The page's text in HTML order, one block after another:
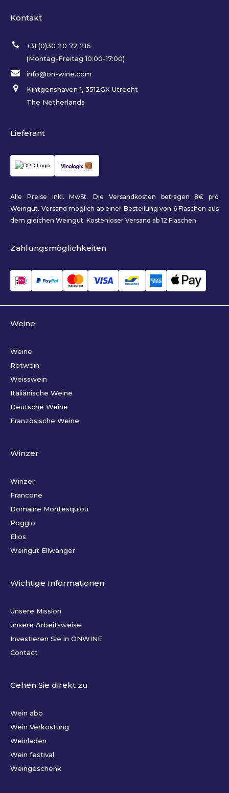
Kontakt
+31 (0)30 20 72 216
(Montag-Freitag 10:00-17:00)
info@on-wine.com
Kintgenshaven 1, 3512GX Utrecht
The Netherlands
Lieferant
Alle Preise inkl. MwSt. Die Versandkosten betragen 8€ pro
Weingut. Versand möglich ab einer Bestellung von 6 Flaschen aus
dem gleichen Weingut. Kostenloser Versand ab 12 Flaschen.
Zahlungsmöglichkeiten
Weine
Weine
Rotwein
Weisswein
Italiänische Weine
Deutsche Weine
Französische Weine
Winzer
Winzer
Francone
Domaine Montesquiou
Poggio
Elios
Weingut Ellwanger
Wichtige Informationen
Unsere Mission
unsere Arbeitsweise
Investieren Sie in ONWINE
Contact
Gehen Sie direkt zu
Wein abo
Wein Verkostung
Weinladen
Wein festival
Weingeschenk